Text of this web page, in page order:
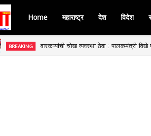
Home महाराष्ट्र देश विदेश
BREAKING वारकऱ्यांची चोख व्यवस्था ठेवा : पालकमंत्री विखे